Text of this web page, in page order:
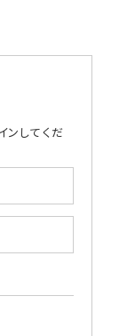
ンしてくだ